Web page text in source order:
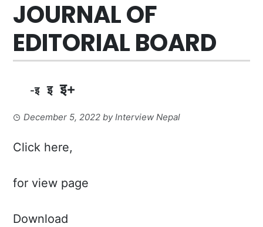
JOURNAL OF
EDITORIAL BOARD
-इ इ इ+
December 5, 2022 byInterview Nepal
Click here,
for view page
Download